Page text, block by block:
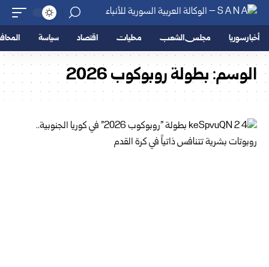
أخبار سوريا مجلس الشعب محليات اقتصاد سياسة
الوسم:بطولة روبوكوب 2026